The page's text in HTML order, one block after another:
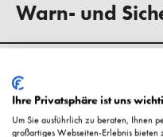
Warn- und
Hersteller-
Ihre Privatsphäre ist uns
Um Sie ausführlich zu beraten, Ihnen
großartiges Webseiten-Erlebnis